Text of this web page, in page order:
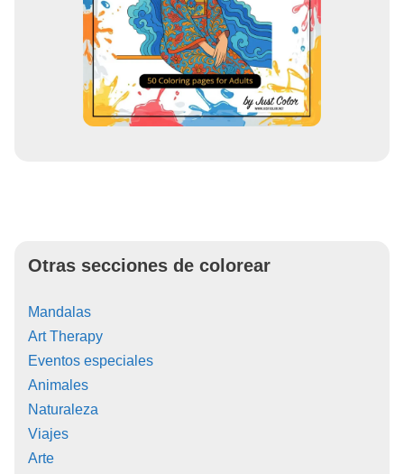
Otras secciones de colorear
Mandalas
Art Therapy
Eventos especiales
Animales
Naturaleza
Viajes
Arte